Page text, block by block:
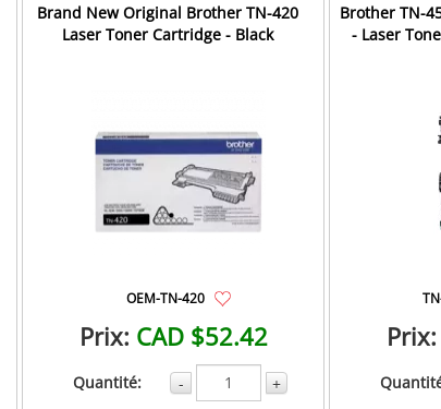
Brand New Original Brother TN-420
Laser Toner Cartridge - Black
OEM-TN-420
Prix: CAD $52.42
Quantité: - +
Brother TN-
- Laser
Prix: